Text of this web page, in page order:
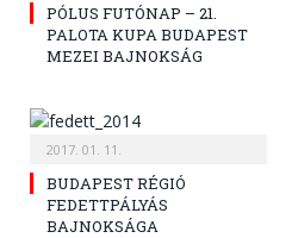
PÓLUS FUTÓNAP – 21.
PALOTA KUPA BUDAPEST
MEZEI BAJNOKSÁG
2017. 01. 11.
BUDAPEST RÉGIÓ
FEDETTPÁLYÁS
BAJNOKSÁGA